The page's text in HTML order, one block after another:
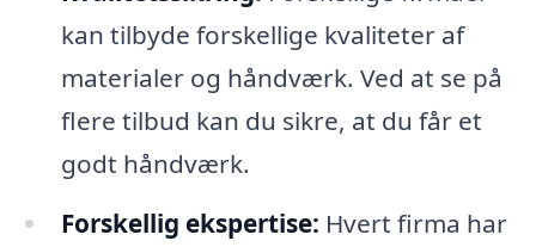
kan tilbyde forskellige kvaliteter af
materialer og håndværk. Ved at se på
flere tilbud kan du sikre, at du får et
godt håndværk.
Forskellig ekspertise: Hvert firma har